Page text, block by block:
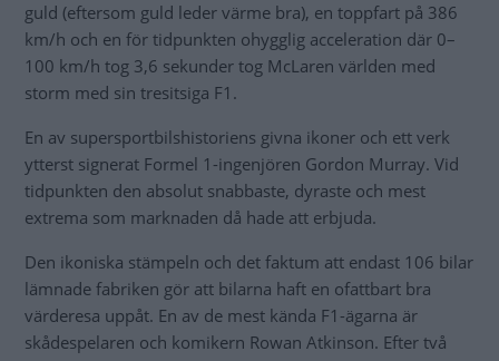
guld (eftersom guld leder värme bra), en toppfart på 386
km/h och en för tidpunkten ohygglig acceleration där 0–
100 km/h tog 3,6 sekunder tog McLaren världen med
storm med sin tresitsiga F1.
En av supersportbilshistoriens givna ikoner och ett verk
ytterst signerat Formel 1-ingenjören Gordon Murray. Vid
tidpunkten den absolut snabbaste, dyraste och mest
extrema som marknaden då hade att erbjuda.
Den ikoniska stämpeln och det faktum att endast 106 bilar
lämnade fabriken gör att bilarna haft en ofattbart bra
värderesa uppåt. En av de mest kända F1-ägarna är
skådespelaren och komikern Rowan Atkinson. Efter två